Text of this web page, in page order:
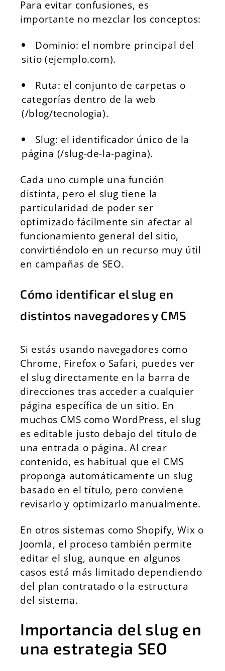
Para evitar confusiones, es
importante no mezclar los conceptos:
Dominio: el nombre principal del
sitio (ejemplo.com).
Ruta: el conjunto de carpetas o
categorías dentro de la web
(/blog/tecnologia).
Slug: el identificador único de la
página (/slug-de-la-pagina).
Cada uno cumple una función
distinta, pero el slug tiene la
particularidad de poder ser
optimizado fácilmente sin afectar al
funcionamiento general del sitio,
convirtiéndolo en un recurso muy útil
en campañas de SEO.
Cómo identificar el slug en
distintos navegadores y CMS
Si estás usando navegadores como
Chrome, Firefox o Safari, puedes ver
el slug directamente en la barra de
direcciones tras acceder a cualquier
página específica de un sitio. En
muchos CMS como WordPress, el slug
es editable justo debajo del título de
una entrada o página. Al crear
contenido, es habitual que el CMS
proponga automáticamente un slug
basado en el título, pero conviene
revisarlo y optimizarlo manualmente.
En otros sistemas como Shopify, Wix o
Joomla, el proceso también permite
editar el slug, aunque en algunos
casos está más limitado dependiendo
del plan contratado o la estructura
del sistema.
Importancia del slug en
una estrategia SEO